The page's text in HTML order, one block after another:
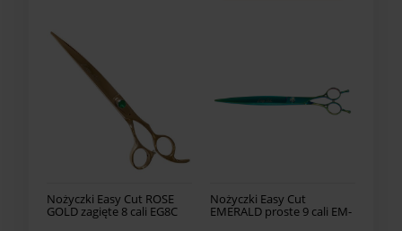
Nożyczki Easy Cut ROSE
GOLD zagięte 8 cali EG8C
Nożyczki Easy Cut
EMERALD proste 9 cali EM-